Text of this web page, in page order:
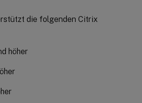
die folgenden Citrix
höher